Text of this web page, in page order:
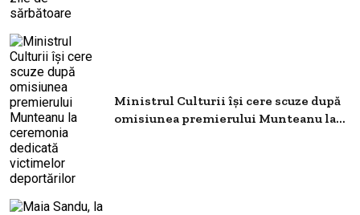
Ministrul Culturii își cere scuze după
omisiunea premierului Munteanu la...